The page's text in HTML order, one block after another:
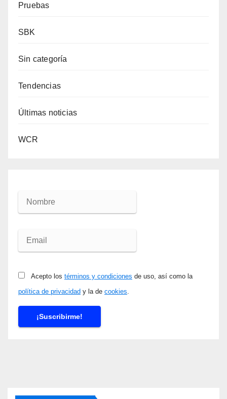
Pruebas
SBK
Sin categoría
Tendencias
Últimas noticias
WCR
Acepto los términos y condiciones de uso, así como la
política de privacidad y la de cookies